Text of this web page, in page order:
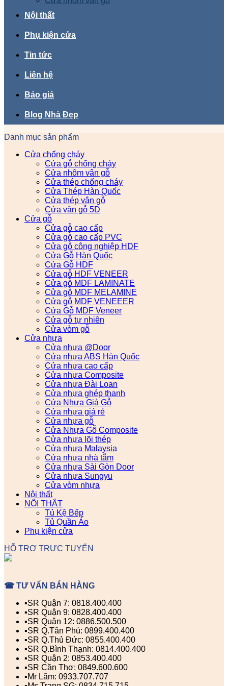
Nội thất
Phụ kiện cửa
Tin tức
Liên hệ
Báo giá
Blog Nhà Đẹp
Danh mục sản phẩm
Cửa chống cháy
Cửa gỗ chống cháy
Cửa nhôm vân gỗ
Cửa thép chống cháy
Cửa Thép Hàn Quốc
Cửa thép vân gỗ
Cửa vân gỗ 5D
Cửa gỗ
Cửa gỗ cao cấp
Cửa gỗ cao cấp PVC
Cửa gỗ công nghiệp HDF
Cửa Gỗ Hàn Quốc
Cửa Gỗ HDF
Cửa gỗ HDF VENEER
Cửa gỗ MDF LAMINATE
Cửa gỗ MDF MELAMINE
Cửa gỗ MDF VENEEER
Cửa Gỗ MDF Veneer
Cửa gỗ tự nhiên
Cửa vòm gỗ
Cửa nhựa
Cửa nhựa @Door
Cửa nhựa ABS Hàn Quốc
Cửa nhựa cao cấp
Cửa nhựa Composite
Cửa nhựa Đài Loan
Cửa nhựa ghép thanh
Cửa Nhựa Giả Gỗ
Cửa nhựa giá rẻ
Cửa nhựa gỗ
Cửa Nhựa Gỗ Composite
Cửa nhựa lõi thép
Cửa nhựa Malaysia
Cửa nhựa nhà tắm
Cửa nhựa Sài Gòn Door
Cửa nhựa Sungyu
Cửa vòm nhựa
Nội thất
NỘI THẤT
Tủ Kệ Bếp
Tủ Quần Áo
Phụ kiện cửa
HỖ TRỢ TRỰC TUYẾN
☎ TƯ VẤN BÁN HÀNG
▪️SR Quận 7: 0818.400.400
▪️SR Quận 9: 0828.400.400
▪️SR Quận 12: 0886.500.500
▪️SR Q.Tân Phú: 0899.400.400
▪️SR Q.Thủ Đức: 0855.400.400
▪️SR Q.Bình Thạnh: 0814.400.400
▪️SR Quận 2: 0853.400.400
▪️SR Cần Thơ: 0849.600.600
▪️Mr Lãm: 0933.707.707